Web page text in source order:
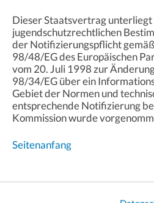
Dieser Staatsvertrag
jugendschutzrechtlichen
der Notifizierungspflicht
98/48/EG des Europäischen
vom 20. Juli 1998 zur
98/34/EG über ein
Gebiet der Normen und
entsprechende Notifizierung
Kommission wurde
Seitenanfang